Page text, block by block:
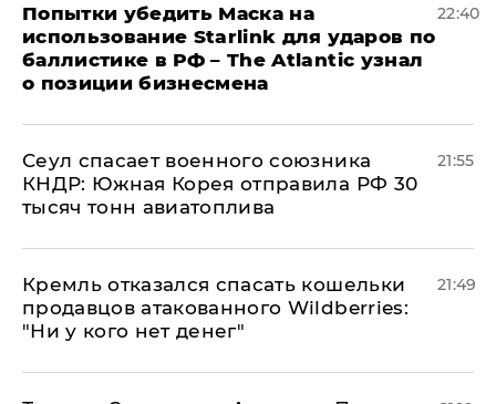
Попытки убедить Маска на
использование Starlink для ударов по
баллистике в РФ – The Atlantic узнал
о позиции бизнесмена
22:40
​Сеул спасает военного союзника
КНДР: Южная Корея отправила РФ 30
тысяч тонн авиатоплива
21:55
Кремль отказался спасать кошельки
продавцов атакованного Wildberries:
"Ни у кого нет денег"
21:49